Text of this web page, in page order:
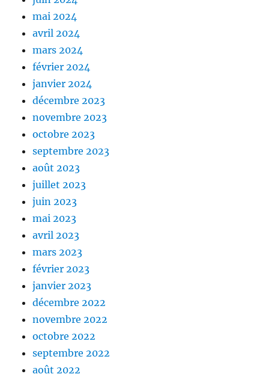
mai 2024
avril 2024
mars 2024
février 2024
janvier 2024
décembre 2023
novembre 2023
octobre 2023
septembre 2023
août 2023
juillet 2023
juin 2023
mai 2023
avril 2023
mars 2023
février 2023
janvier 2023
décembre 2022
novembre 2022
octobre 2022
septembre 2022
août 2022